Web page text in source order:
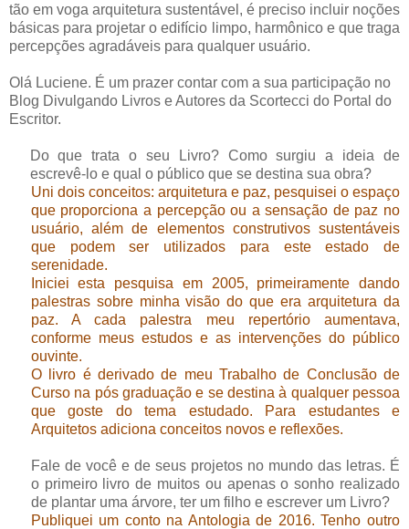
tão em voga arquitetura sustentável, é preciso incluir noções
básicas para projetar o edifício limpo, harmônico e que traga
percepções agradáveis para qualquer usuário.
Olá Luciene. É um prazer contar com a sua participação no
Blog Divulgando Livros e Autores da Scortecci do Portal do
Escritor.
Do que trata o seu Livro? Como surgiu a ideia de
escrevê-lo e qual o público que se destina sua obra?
Uni dois conceitos: arquitetura e paz, pesquisei o espaço
que proporciona a percepção ou a sensação de paz no
usuário, além de elementos construtivos sustentáveis
que podem ser utilizados para este estado de
serenidade.
Iniciei esta pesquisa em 2005, primeiramente dando
palestras sobre minha visão do que era arquitetura da
paz. A cada palestra meu repertório aumentava,
conforme meus estudos e as intervenções do público
ouvinte.
O livro é derivado de meu Trabalho de Conclusão de
Curso na pós graduação e se destina à qualquer pessoa
que goste do tema estudado. Para estudantes e
Arquitetos adiciona conceitos novos e reflexões.
Fale de você e de seus projetos no mundo das letras. É
o primeiro livro de muitos ou apenas o sonho realizado
de plantar uma árvore, ter um filho e escrever um Livro?
Publiquei um conto na Antologia de 2016. Tenho outro